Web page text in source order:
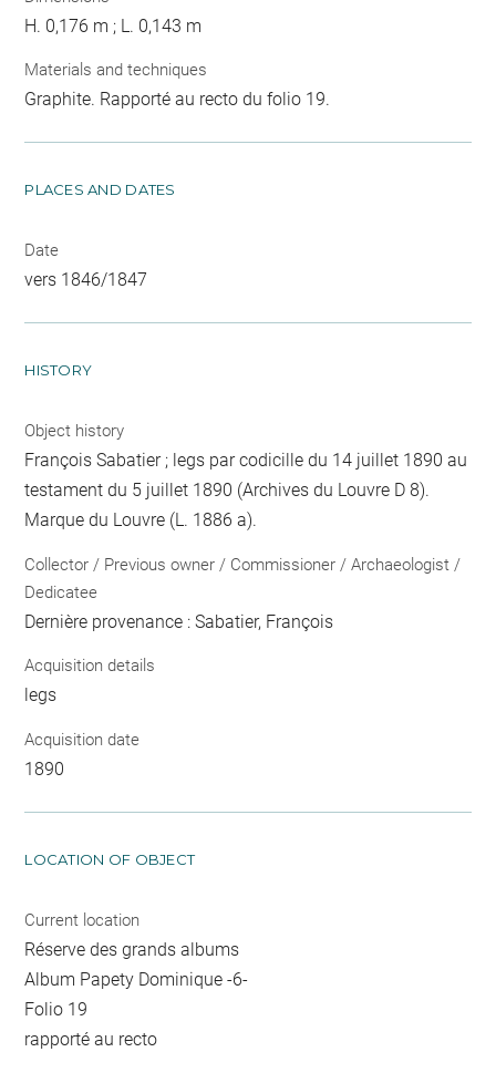
H. 0,176 m ; L. 0,143 m
Materials and techniques
Graphite. Rapporté au recto du folio 19.
PLACES AND DATES
Date
vers 1846/1847
HISTORY
Object history
François Sabatier ; legs par codicille du 14 juillet 1890 au
testament du 5 juillet 1890 (Archives du Louvre D 8).
Marque du Louvre (L. 1886 a).
Collector / Previous owner / Commissioner / Archaeologist /
Dedicatee
Dernière provenance : Sabatier, François
Acquisition details
legs
Acquisition date
1890
LOCATION OF OBJECT
Current location
Réserve des grands albums
Album Papety Dominique -6-
Folio 19
rapporté au recto